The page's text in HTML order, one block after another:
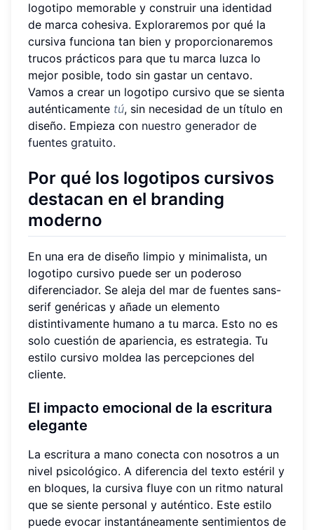
logotipo memorable y construir una identidad
de marca cohesiva. Exploraremos por qué la
cursiva funciona tan bien y proporcionaremos
trucos prácticos para que tu marca luzca lo
mejor posible, todo sin gastar un centavo.
Vamos a crear un logotipo cursivo que se sienta
auténticamente tú, sin necesidad de un título en
diseño. Empieza con nuestro generador de
fuentes gratuito.
Por qué los logotipos cursivos
destacan en el branding
moderno
En una era de diseño limpio y minimalista, un
logotipo cursivo puede ser un poderoso
diferenciador. Se aleja del mar de fuentes sans-
serif genéricas y añade un elemento
distintivamente humano a tu marca. Esto no es
solo cuestión de apariencia, es estrategia. Tu
estilo cursivo moldea las percepciones del
cliente.
El impacto emocional de la escritura
elegante
La escritura a mano conecta con nosotros a un
nivel psicológico. A diferencia del texto estéril y
en bloques, la cursiva fluye con un ritmo natural
que se siente personal y auténtico. Este estilo
puede evocar instantáneamente sentimientos de